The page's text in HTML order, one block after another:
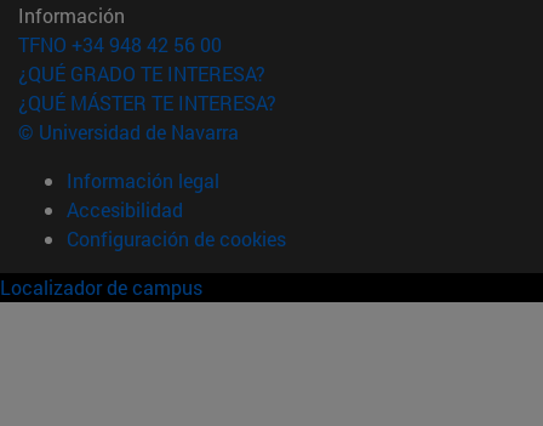
Información
TFNO +34 948 42 56 00
¿QUÉ GRADO TE INTERESA?
¿QUÉ MÁSTER TE INTERESA?
© Universidad de Navarra
Información legal
Accesibilidad
Configuración de cookies
Localizador de campus